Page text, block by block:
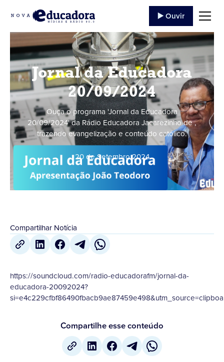
▶️ Ouvir
Jornal da Educadora
20/09/2024
Ouça o programa 'Jornal da Educadora
20/09/2024' da Rádio Educadora Jacarezinho de ,
trazendo evangelização e conteúdo católico.
20 de Setembro,2024
Compartilhar Notícia
https://soundcloud.com/radio-educadorafm/jornal-da-
educadora-20092024?
Compartilhe esse conteúdo